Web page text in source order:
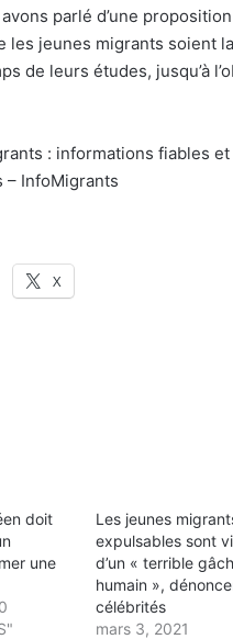
avons parlé d’une
les jeunes migrants soient
de leurs études, jusqu’à
: informations fiables
– InfoMigrants
X
doit
une
Les jeunes
expulsables sont
d’un « terrible
humain »,
célébrités
mars 3, 2021